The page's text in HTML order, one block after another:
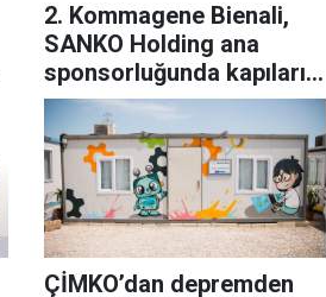
2. Kommagene Bienali,
SANKO Holding ana
sponsorluğunda kapılarını
açtı
ÇİMKO’dan depremden